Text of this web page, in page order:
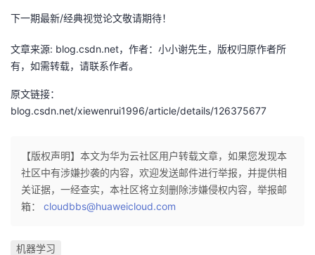
下一期最新/经典视觉论文敬请期待！
文章来源: blog.csdn.net，作者：小小谢先生，版权归原作者所
有，如需转载，请联系作者。
原文链接：
blog.csdn.net/xiewenrui1996/article/details/126375677
【版权声明】本文为华为云社区用户转载文章，如果您发现本
社区中有涉嫌抄袭的内容，欢迎发送邮件进行举报，并提供相
关证据，一经查实，本社区将立刻删除涉嫌侵权内容，举报邮
箱： cloudbbs@huaweicloud.com
机器学习